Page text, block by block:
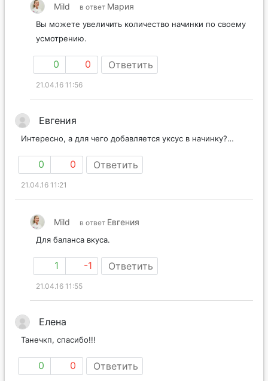
Mild в ответ Мария
Вы можете увеличить количество начинки по своему
усмотрению.
0 0 Ответить
21.04.16 11:56
Евгения
Интересно, а для чего добавляется уксус в начинку?…
0 0 Ответить
21.04.16 11:21
Mild в ответ Евгения
Для баланса вкуса.
1 -1 Ответить
21.04.16 11:55
Елена
Танечкп, спасибо!!!
0 0 Ответить